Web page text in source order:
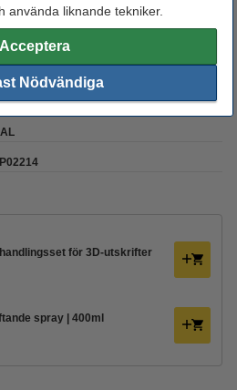
använda liknande tekniker.
Acceptera
Nödvändiga
9017
cm
cm
för 3D-utskrifter
spray | 400ml